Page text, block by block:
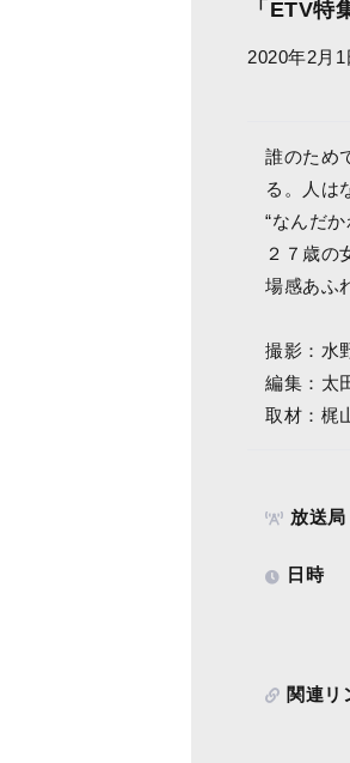
「ETV
2020年2月1
誰のため
る。人は
“なんだ
２７歳の
場感あふ
撮影：水
編集：太
取材：梶
放送局
日時
関連リ